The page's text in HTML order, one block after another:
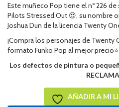
Este muñeco Pop tiene el nº 226
Pilots Stressed Out 😍, su nombre
Joshua Dun de la licencia Twenty
¡Compra los personajes de Twenty
formato Funko Pop al mejor
Los defectos de pintura o
AÑADIR A MI